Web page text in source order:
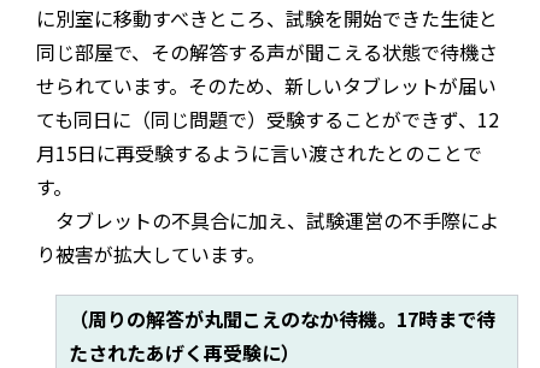
に別室に移動すべきところ、試験を開始できた生徒と
同じ部屋で、その解答する声が聞こえる状態で待機さ
せられています。そのため、新しいタブレットが届い
ても同日に（同じ問題で）受験することができず、12
月15日に再受験するように言い渡されたとのことで
す。
タブレットの不具合に加え、試験運営の不手際によ
り被害が拡大しています。
（周りの解答が丸聞こえのなか待機。17時まで待
たされたあげく再受験に）